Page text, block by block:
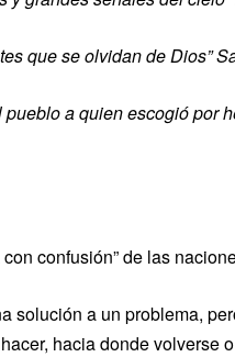
que se olvidan de Dios”
a quien escogió por
confusión” de las
solución a un problema,
hacia donde volverse